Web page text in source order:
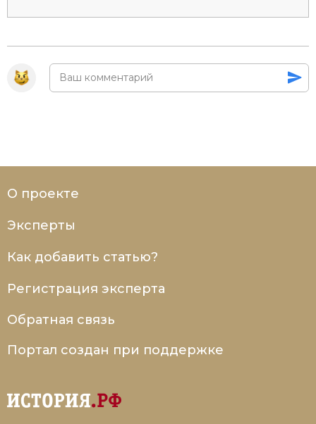
О проекте
Эксперты
Как добавить статью?
Регистрация эксперта
Обратная связь
Портал создан при поддержке